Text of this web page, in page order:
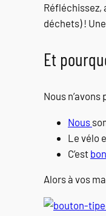
Réfléchissez,
déchets) !
Et
Nous
Nous
Le vélo
C’est
Alors à vos